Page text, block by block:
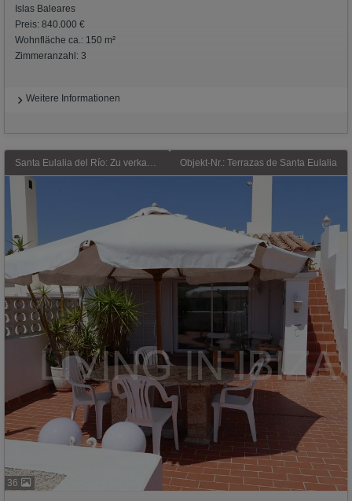
Islas Baleares
Preis: 840.000 €
Wohnfläche ca.: 150 m²
Zimmeranzahl: 3
Weitere Informationen
Santa Eulalia del Río: Zu verkaufen: Helles Penthouse mit zwei Terrassen und 360-Grad-Ausblick im Zentrum von Santa Eulalia del Río auf Ibiza. Optional 1 / 2 Parkplätze Objekt-Nr.: Terrazas de Santa Eulalia
36